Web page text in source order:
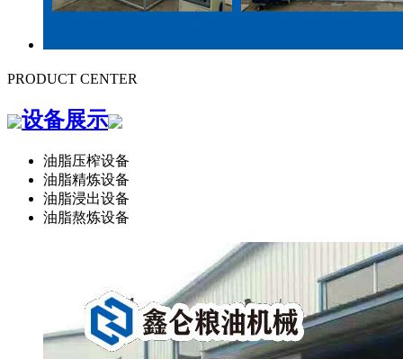
PRODUCT CENTER
设备展示
油脂压榨设备
油脂精炼设备
油脂浸出设备
油脂熬炼设备